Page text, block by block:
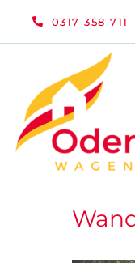
0317 358 711